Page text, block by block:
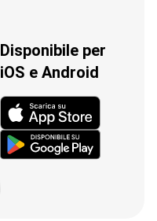
Disponibile per
iOS e Android